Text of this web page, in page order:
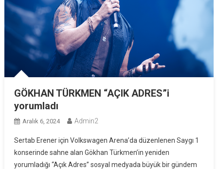
GÖKHAN TÜRKMEN “AÇIK ADRES”i
yorumladı
Aralık 6, 2024 Admin2
Sertab Erener için Volkswagen Arena’da düzenlenen Saygı 1
konserinde sahne alan Gökhan Türkmen’in yeniden
yorumladığı “Açık Adres” sosyal medyada büyük bir gündem